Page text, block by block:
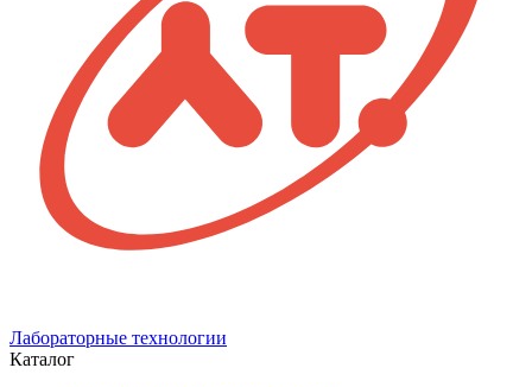
Лабораторные технологии
Каталог